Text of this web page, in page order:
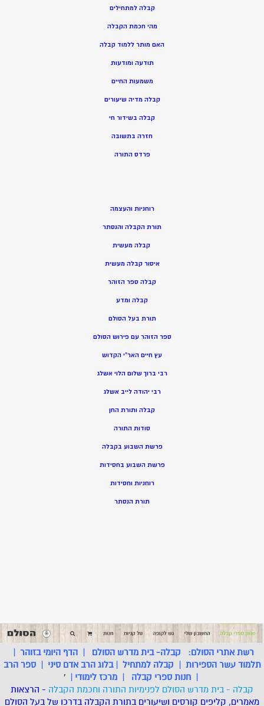
קבלה למתחילים
מהי חכמת הקבלה
האם מותר ללמוד קבלה
תודעה ומודעות
משמעות החיים
קבלה מדיה שיעורים
קבלה בשידור חי
חזרה בתשובה
פרדס התורה
רוחניות והעצמה
תורת הקבלה והנסתר
קבלה מעשית
איסור קבלה מעשית
קבלה ספר הזוהר
קבלה ומדע
תורת בעל הסולם
ספר הזוהר עם פירוש הסולם
עץ חיים האר”י הקדוש
רבי ברוך שלום הלוי אשלג
רבי יהודה לייב אשלג
קבלה ותורת החן
סודות התורה
פרשת השבוע בקבלה
פרשת השבוע בחסידות
רוחניות וחסידות
תורת הנסתר
רשת אתרי הסולם: קבלה- בית מדרש הסולם |הדף היומי בזוהר |
תלמוד עשר הספירות | קבלה למתחיל |בלוג הרב אדם סיני |ספר הרב
| חנות ספרי קבלה | מרכז לימודי |
'
קבלה - בית מדרש הסולם לפנימיות התורה וחכמת הקבלה - הרצאות
מאמרים, קליפים קורסים ושיעורים בתורת הקבלה בדרכו של בעל הסולם